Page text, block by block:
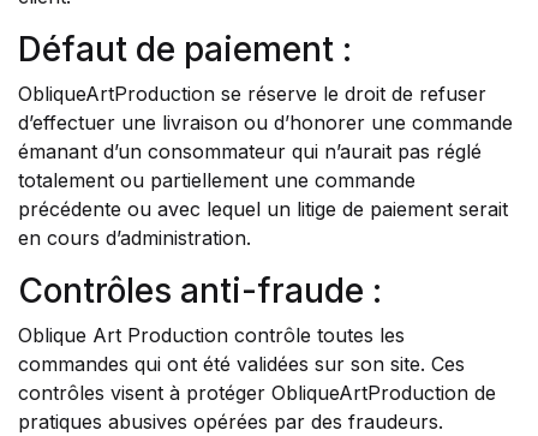
Défaut de paiement :
ObliqueArtProduction se réserve le droit de refuser
d’effectuer une livraison ou d’honorer une commande
émanant d’un consommateur qui n’aurait pas réglé
totalement ou partiellement une commande
précédente ou avec lequel un litige de paiement serait
en cours d’administration.
Contrôles anti-fraude :
Oblique Art Production contrôle toutes les
commandes qui ont été validées sur son site. Ces
contrôles visent à protéger ObliqueArtProduction de
pratiques abusives opérées par des fraudeurs.